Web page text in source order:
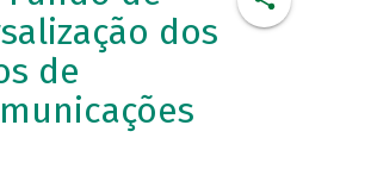
dos
de